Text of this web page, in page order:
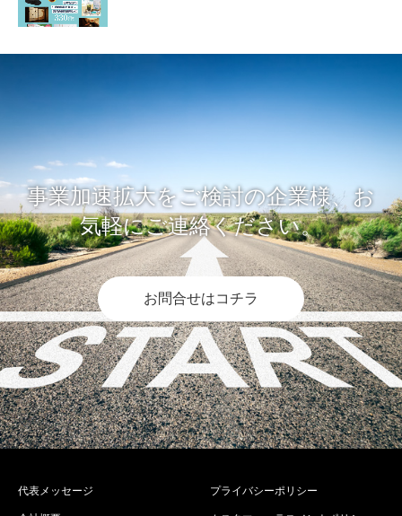
事業加速拡大をご検討の企業様、お
気軽にご連絡ください。
お問合せはコチラ
代表メッセージ プライバシーポリシー